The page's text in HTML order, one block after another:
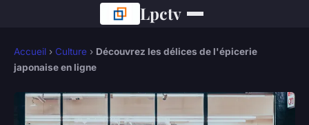
Lpctv
Accueil › Culture › Découvrez les délices de l'épicerie
japonaise en ligne